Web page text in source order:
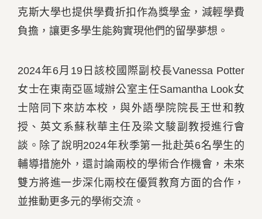
克斯大學也提供學費折扣作為獎學金，減輕學費
負擔，讓更多學生能夠實現他們的留學夢想。
2024年6月19日該校國際副校長Vanessa Potter
女士在東南亞區域辦公室主任Samantha Look女
士陪同下來訪本校，與外語學院院長王世和教
授、英文系蘇秋華主任及梁文駿副教授進行會
談。除了說明2024年秋季第一批赴英6名學生的
輔導措施外，還討論兩校的學術合作機會，未來
雙方將進一步深化兩校在優質教育方面的合作，
並推動更多元的學術交流。